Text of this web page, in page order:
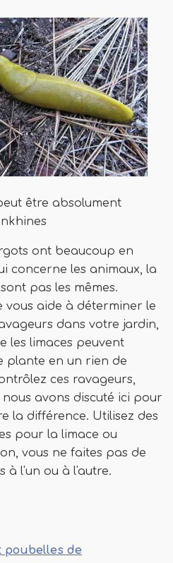
être absolument
ont beaucoup en
concerne les animaux, la
pas les mêmes.
vous aide à déterminer le
dans votre jardin,
les limaces peuvent
plante en un rien de
ces ravageurs,
avons discuté ici pour
la différence. Utilisez des
pour la limace ou
vous ne faites pas de
à l'un ou à l'autre.
poubelles de